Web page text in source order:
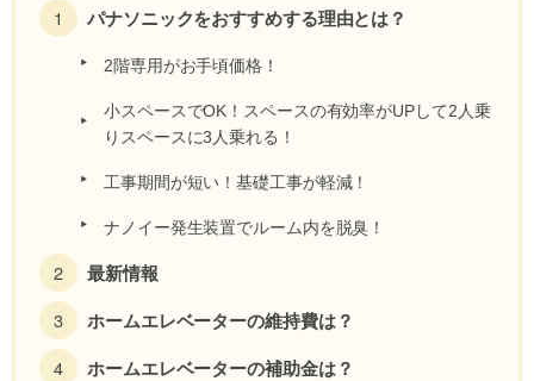
パナソニックをおすすめする理由とは？
2階専用がお手頃価格！
小スペースでOK！スペースの有効率がUPして2人乗
りスペースに3人乗れる！
工事期間が短い！基礎工事が軽減！
ナノイー発生装置でルーム内を脱臭！
最新情報
ホームエレベーターの維持費は？
ホームエレベーターの補助金は？